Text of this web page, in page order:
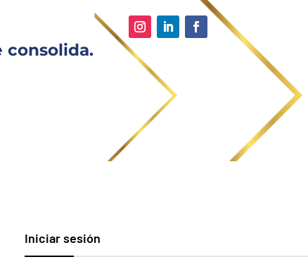
consolida.
Iniciar sesión